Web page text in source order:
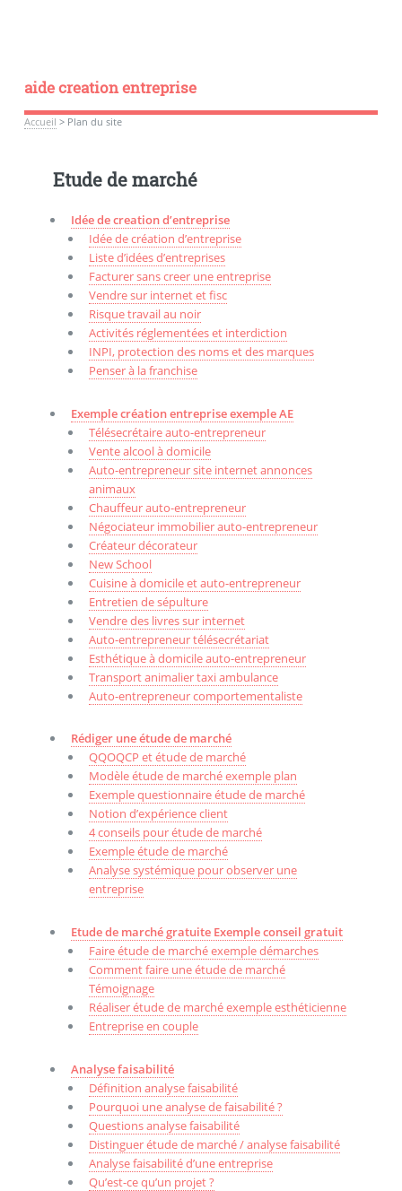
aide creation entreprise
Accueil > Plan du site
Etude de marché
Idée de creation d’entreprise
Idée de création d’entreprise
Liste d’idées d’entreprises
Facturer sans creer une entreprise
Vendre sur internet et fisc
Risque travail au noir
Activités réglementées et interdiction
INPI, protection des noms et des marques
Penser à la franchise
Exemple création entreprise exemple AE
Télésecrétaire auto-entrepreneur
Vente alcool à domicile
Auto-entrepreneur site internet annonces
animaux
Chauffeur auto-entrepreneur
Négociateur immobilier auto-entrepreneur
Créateur décorateur
New School
Cuisine à domicile et auto-entrepreneur
Entretien de sépulture
Vendre des livres sur internet
Auto-entrepreneur télésecrétariat
Esthétique à domicile auto-entrepreneur
Transport animalier taxi ambulance
Auto-entrepreneur comportementaliste
Rédiger une étude de marché
QQOQCP et étude de marché
Modèle étude de marché exemple plan
Exemple questionnaire étude de marché
Notion d’expérience client
4 conseils pour étude de marché
Exemple étude de marché
Analyse systémique pour observer une
entreprise
Etude de marché gratuite Exemple conseil gratuit
Faire étude de marché exemple démarches
Comment faire une étude de marché
Témoignage
Réaliser étude de marché exemple esthéticienne
Entreprise en couple
Analyse faisabilité
Définition analyse faisabilité
Pourquoi une analyse de faisabilité ?
Questions analyse faisabilité
Distinguer étude de marché / analyse faisabilité
Analyse faisabilité d’une entreprise
Qu’est-ce qu’un projet ?